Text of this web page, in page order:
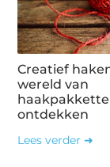
Creatief
wereld van
ontdekken
Lees verder ➜